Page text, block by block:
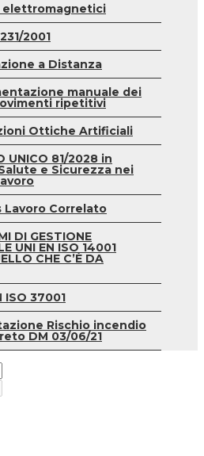
elettromagnetici
2001
a Distanza
manuale dei
ripetitivi
Ottiche Artificiali
UNICO 81/2028 in
e Sicurezza nei
Lavoro Correlato
DI GESTIONE
UNI EN ISO 14001
CHE C’È DA
ISO 37001
Rischio incendio
DM 03/06/21